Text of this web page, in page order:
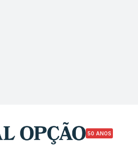
50 ANOS